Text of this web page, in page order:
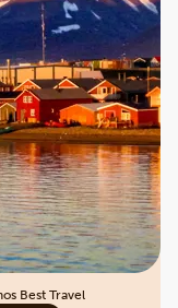
Best Travel